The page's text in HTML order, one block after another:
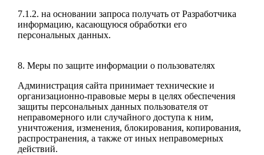
7.1.2. на основании запроса получать от Разработчика
информацию, касающуюся обработки его
персональных данных.
8. Меры по защите информации о пользователях
Администрация сайта принимает технические и
организационно-правовые меры в целях обеспечения
защиты персональных данных пользователя от
неправомерного или случайного доступа к ним,
уничтожения, изменения, блокирования, копирования,
распространения, а также от иных неправомерных
действий.